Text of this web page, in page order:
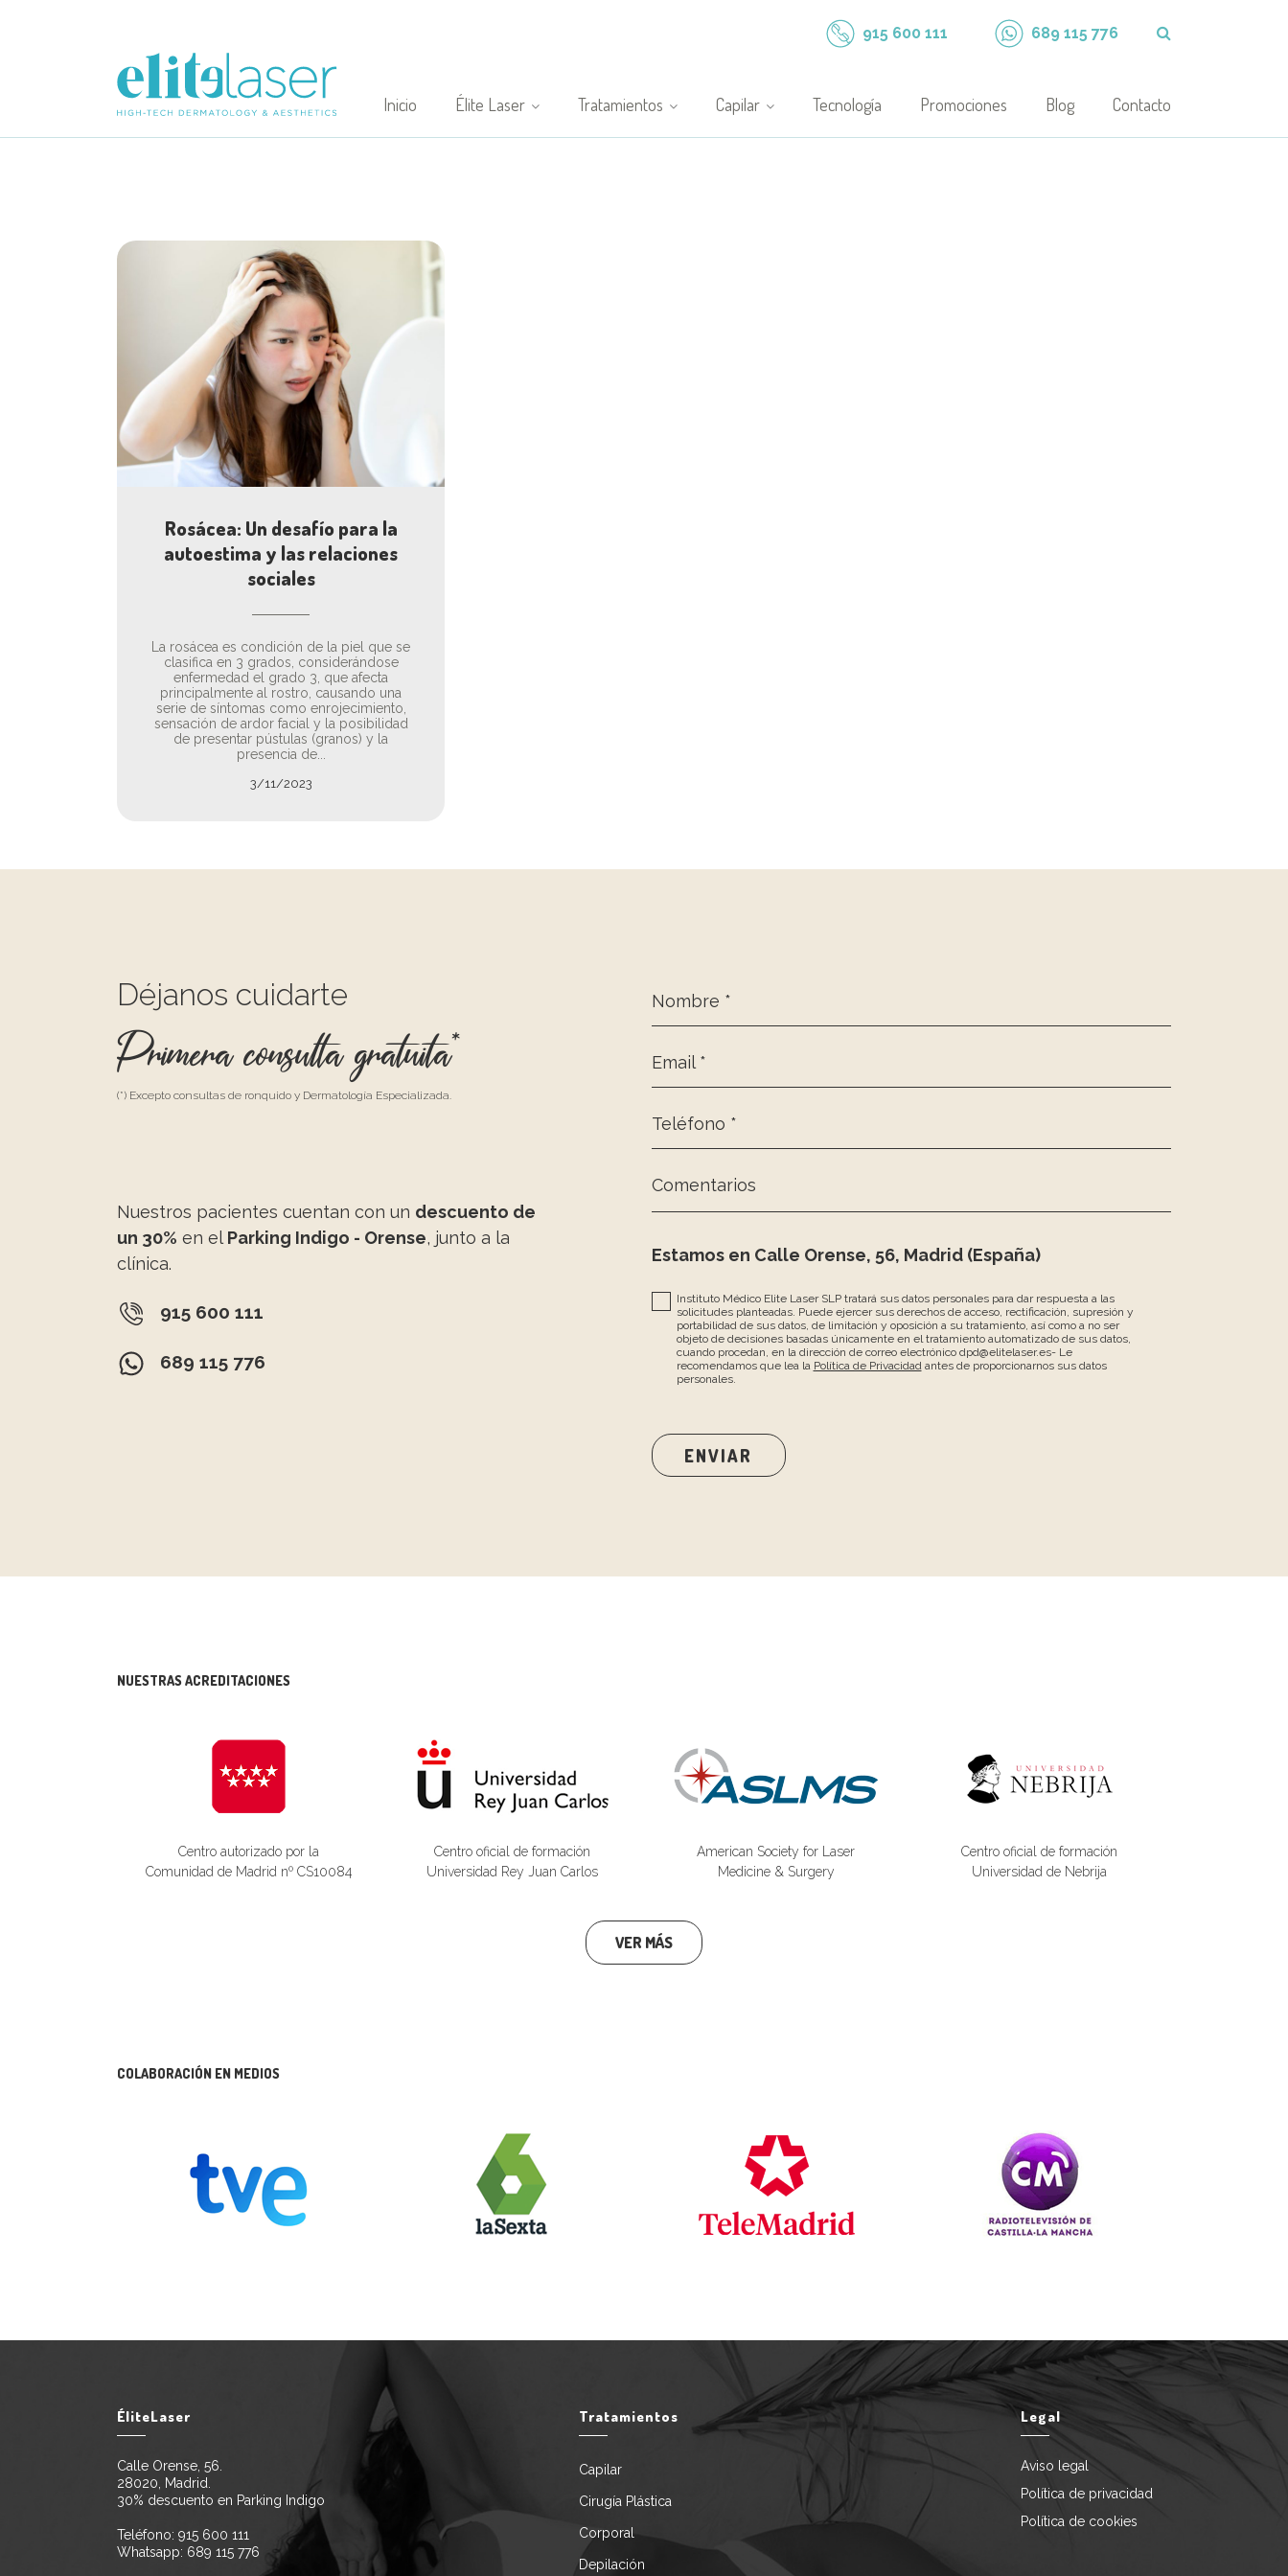
915 600 111 689 115 776
Inicio Élite Laser Tratamientos Capilar Tecnología Promociones Blog Contacto
Rosácea: Un desafío para la
autoestima y las relaciones
sociales
La rosácea es condición de la piel que se
clasifica en 3 grados, considerándose
enfermedad el grado 3, que afecta
principalmente al rostro, causando una
serie de síntomas como enrojecimiento,
sensación de ardor facial y la posibilidad
de presentar pústulas (granos) y la
presencia de...
3/11/2023
Déjanos cuidarte
Primera consulta gratuita*
(*) Excepto consultas de ronquido y Dermatología Especializada.
Nuestros pacientes cuentan con un descuento de
un 30% en el Parking Indigo - Orense, junto a la
clínica.
915 600 111
689 115 776
Nombre *
Email *
Teléfono *
Comentarios
Estamos en Calle Orense, 56, Madrid (España)
Instituto Médico Elite Laser SLP tratará sus datos personales para dar respuesta a las
solicitudes planteadas. Puede ejercer sus derechos de acceso, rectificación, supresión y
portabilidad de sus datos, de limitación y oposición a su tratamiento, así como a no ser
objeto de decisiones basadas únicamente en el tratamiento automatizado de sus datos,
cuando procedan, en la dirección de correo electrónico dpd@elitelaser.es- Le
recomendamos que lea la Política de Privacidad antes de proporcionarnos sus datos
personales.
NUESTRAS ACREDITACIONES
Centro autorizado por la
Comunidad de Madrid nº CS10084
Centro oficial de formación
Universidad Rey Juan Carlos
American Society for Laser
Medicine & Surgery
Centro oficial de formación
Universidad de Nebrija
VER MÁS
COLABORACIÓN EN MEDIOS
ÉliteLaser
Calle Orense, 56.
28020, Madrid.
30% descuento en Parking Indigo
Teléfono: 915 600 111
Whatsapp: 689 115 776
Tratamientos
Capilar
Cirugía Plástica
Corporal
Depilación
Legal
Aviso legal
Política de privacidad
Política de cookies